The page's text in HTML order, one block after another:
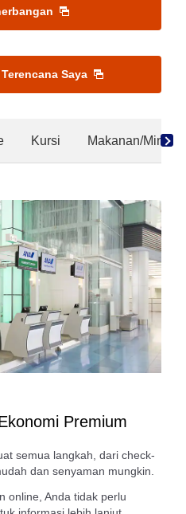
Saya
Kursi Makanan/
Premium
semua langkah, dari check-
dan senyaman mungkin.
online, Anda tidak perlu